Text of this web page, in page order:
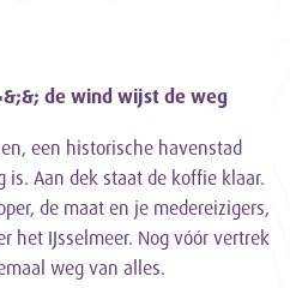
de wind wijst de weg
een historische havenstad
Aan dek staat de koffie klaar.
de maat en je medereizigers,
IJsselmeer. Nog vóór vertrek
weg van alles.